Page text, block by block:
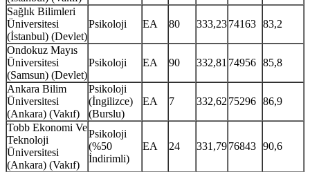
Sağlık Bilimleri
Üniversitesi
(İstanbul) (Devlet)
Psikoloji EA 80 333,2374163 83,2
Ondokuz Mayıs
Üniversitesi
(Samsun) (Devlet)
Psikoloji EA 90 332,81 74956 85,8
Ankara Bilim
Üniversitesi
(Ankara) (Vakıf)
Psikoloji
(İngilizce)
(Burslu)
EA 7 332,6275296 86,9
Tobb Ekonomi Ve
Teknoloji
Üniversitesi
(Ankara) (Vakıf)
Psikoloji
(%50
İndirimli)
EA 24 331,7976843 90,6